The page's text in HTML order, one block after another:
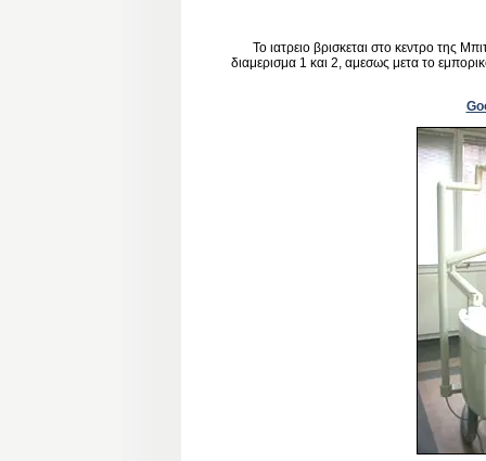
Το ιατρειο βρισκεται στο κεντρο της
διαμερισμα 1 και 2, αμεσως μετα το